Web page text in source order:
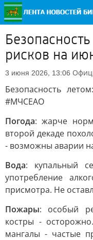
рисков на
3 июня 2026, 13:06
Безопасность
#МЧСЕАО
Погода: жарче
второй декаде
- возможны аварии
Вода: купальный
употребление
присмотра. Не
Пожары: особый
костры -
мангалы - частые